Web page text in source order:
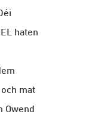
haten
mat
Owend